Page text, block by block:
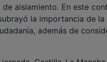
aislamiento. En este
la importancia de
además de